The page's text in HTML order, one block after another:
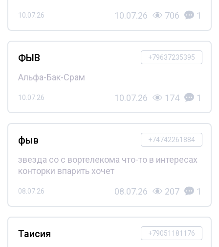
10.07.26 10.07.26 706 1
+79637235395
ФЫВ
Альфа-Бак-Срам
10.07.26 10.07.26 174 1
+74742261884
фыв
звезда со с вортелекома что-то в интересах
конторки впарить хочет
08.07.26 08.07.26 207 1
+79051181176
Таисия